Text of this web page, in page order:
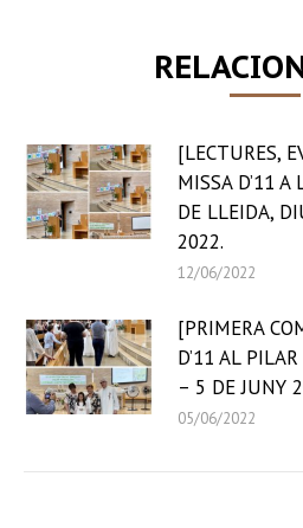
[LECTURES,
MISSA D’11 A
DE LLEIDA,
2022.
12/06/2022
[PRIMERA
D’11 AL
– 5 DE JUNY
05/06/2022